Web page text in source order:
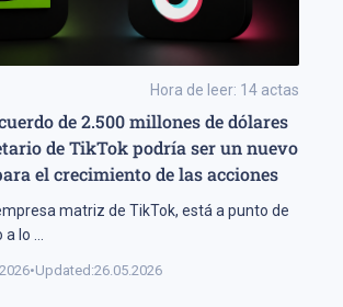
Hora de leer: 14 actas
de 2.500 millones de dólares
de TikTok podría ser un nuevo
el crecimiento de las acciones
matriz de TikTok, está a punto de
a lo ...
•Updated:26.05.2026